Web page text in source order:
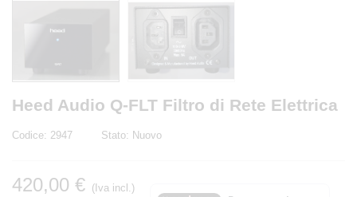
Heed Audio Q-FLT Filtro di Rete Elettrica
Codice: 2947 Stato: Nuovo
420,00 € (Iva incl.)